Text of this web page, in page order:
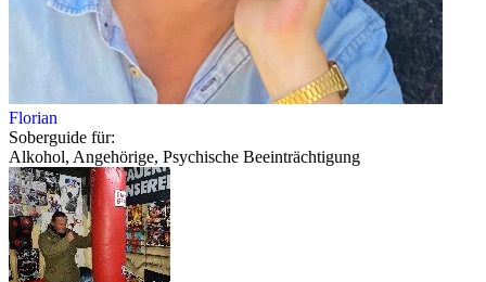
Florian
Soberguide für:
Alkohol, Angehörige, Psychische Beeinträchtigung